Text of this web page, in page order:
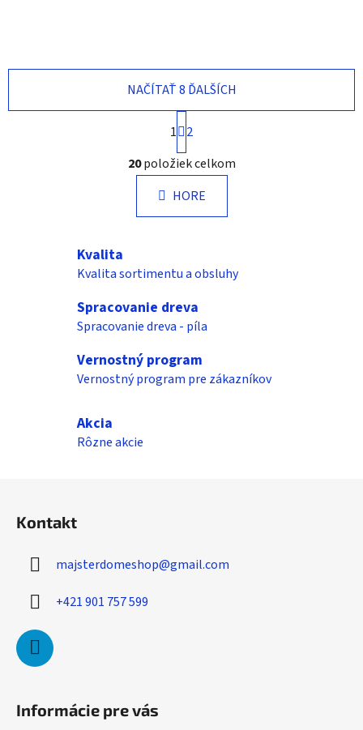
O
v
l
á
d
i
p
r
k
y
NAČÍTAŤ 8 ĎALŠÍCH
S
t
r
á
n
k
i
1
2
20položiek celkom
HORE
Kvalita
Kvalita sortimentu a obsluhy
Spracovanie dreva
Spracovanie dreva - píla
Vernostný program
Vernostný program pre zákazníkov
Akcia
Rôzne akcie
Kontakt
majsterdomeshop@gmail.com
+421 901 757 599
Informácie pre vás